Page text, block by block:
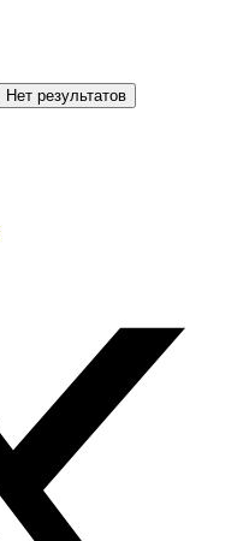
Нет результатов